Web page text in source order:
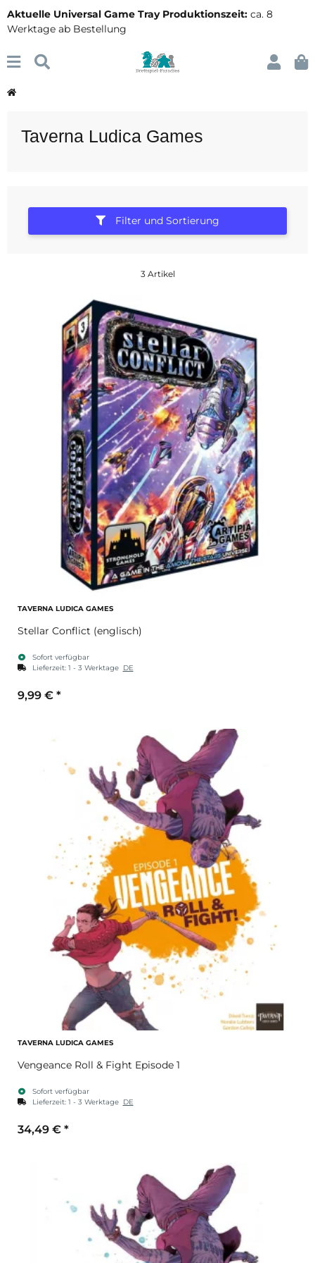
Aktuelle Universal Game Tray Produktionszeit: ca. 8
Werktage ab Bestellung
Taverna Ludica Games
Filter und Sortierung
3 Artikel
TAVERNA LUDICA GAMES
Stellar Conflict (englisch)
Sofort verfügbar
Lieferzeit: 1 - 3 Werktage DE
9,99 € *
TAVERNA LUDICA GAMES
Vengeance Roll & Fight Episode 1
Sofort verfügbar
Lieferzeit: 1 - 3 Werktage DE
34,49 € *